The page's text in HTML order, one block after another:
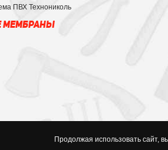
ПВХ Технониколь
МЕМБРАНЫ
Продолжая использовать сайт,